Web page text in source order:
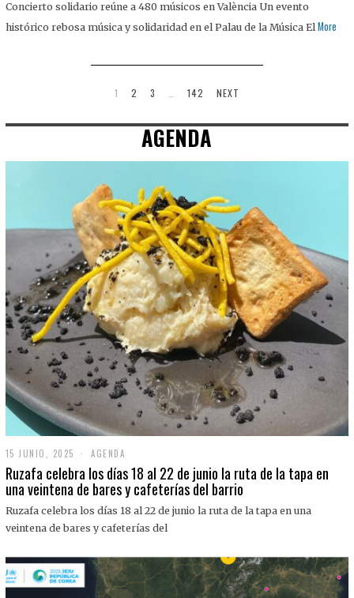
Concierto solidario reúne a 480 músicos en València Un evento
histórico rebosa música y solidaridad en el Palau de la Música El More
1 2 3 142 NEXT
AGENDA
15 JUNIO, 2025
J
U
I
O
0
2
5
AGENDA
Ruzafa celebra los días 18 al 22 de junio la ruta de la tapa en
una veintena de bares y cafeterías del barrio
Ruzafa celebra los días 18 al 22 de junio la ruta de la tapa en una
veintena de bares y cafeterías del